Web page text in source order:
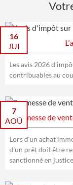
16
JUI
Les avis 2026
contribuables au
Promesse de
7
AOÛ
Lors d'un achat
d'un prêt doit être
sanctionné en